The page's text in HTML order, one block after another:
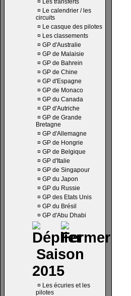
¤ Les transferts
¤ Le calendrier / les
circuits
¤ Le casque des pilotes
¤ Les classements
¤ GP d'Australie
¤ GP de Malaisie
¤ GP de Bahrein
¤ GP de Chine
¤ GP d'Espagne
¤ GP de Monaco
¤ GP du Canada
¤ GP d'Autriche
¤ GP de Grande
Bretagne
¤ GP d'Allemagne
¤ GP de Hongrie
¤ GP de Belgique
¤ GP d'Italie
¤ GP de Singapour
¤ GP du Japon
¤ GP du Russie
¤ GP des Etats Unis
¤ GP du Brésil
¤ GP d'Abu Dhabi
Saison
2015
¤ Les écuries et les
pilotes